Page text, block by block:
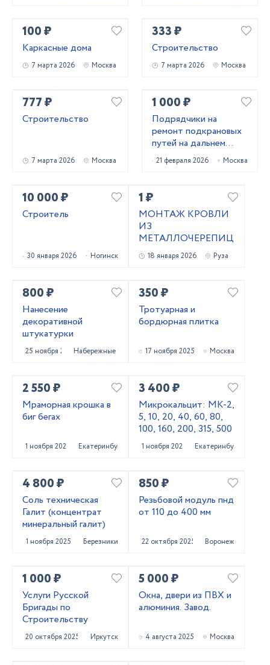
100 ₽
Каркасные дома
7 марта 2026 Москва
333 ₽
Строительство
7 марта 2026 Москва
777 ₽
Строительство
7 марта 2026 Москва
1 000 ₽
Подрядчики на
ремонт подкрановых
путей на дальнем
востоке
21 февраля 2026 Москва
10 000 ₽
Строитель
30 января 2026 Ногинск
1 ₽
МОНТАЖ КРОВЛИ
ИЗ
МЕТАЛЛОЧЕРЕПИЦЫ
18 января 2026 Руза
800 ₽
Нанесение
декоративной
штукатурки
25 ноября 2025Набережные Челны
350 ₽
Тротуарная и
бордюрная плитка
17 ноября 2025 Москва
2 550 ₽
Мраморная крошка в
биг бегах
1 ноября 2025 Екатеринбург
3 400 ₽
Микрокальцит: МК-2,
5, 10, 20, 40, 60, 80,
100, 160, 200, 315, 500
1 ноября 2025 Екатеринбург
4 800 ₽
Соль техническая
Галит (концентрат
минеральный галит)
1 ноября 2025 Березники
850 ₽
Резьбовой модуль пнд
от 110 до 400 мм
22 октября 2025 Воронеж
1 000 ₽
Услуги Русской
Бригады по
Строительству
20 октября 2025 Иркутск
5 000 ₽
Окна, двери из ПВХ и
алюминия. Завод.
4 августа 2025 Москва